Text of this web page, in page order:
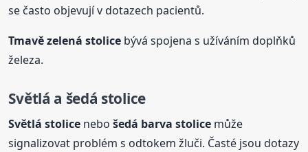
se často objevují v dotazech pacientů.
Tmavě zelenástolice bývá spojena s užíváním doplňků
železa.
Světlá a šedá stolice
Světlástolice nebošedá barvastolice může
signalizovat problém s odtokem žluči. Časté jsou dotazy